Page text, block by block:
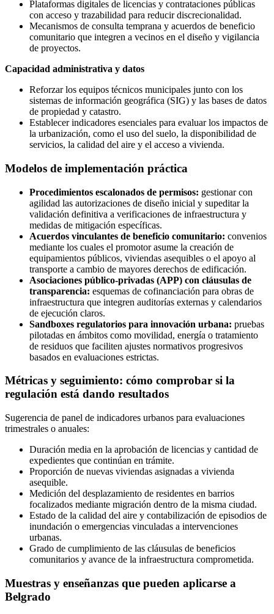
Plataformas digitales de licencias y contrataciones públicas
con acceso y trazabilidad para reducir discrecionalidad.
Mecanismos de consulta temprana y acuerdos de beneficio
comunitario que integren a vecinos en el diseño y vigilancia
de proyectos.
Capacidad administrativa y datos
Reforzar los equipos técnicos municipales junto con los
sistemas de información geográfica (SIG) y las bases de datos
de propiedad y catastro.
Establecer indicadores esenciales para evaluar los impactos de
la urbanización, como el uso del suelo, la disponibilidad de
servicios, la calidad del aire y el acceso a vivienda.
Modelos de implementación práctica
Procedimientos escalonados de permisos: gestionar con
agilidad las autorizaciones de diseño inicial y supeditar la
validación definitiva a verificaciones de infraestructura y
medidas de mitigación específicas.
Acuerdos vinculantes de beneficio comunitario: convenios
mediante los cuales el promotor asume la creación de
equipamientos públicos, viviendas asequibles o el apoyo al
transporte a cambio de mayores derechos de edificación.
Asociaciones público-privadas (APP) con cláusulas de
transparencia: esquemas de cofinanciación para obras de
infraestructura que integren auditorías externas y calendarios
de ejecución claros.
Sandboxes regulatorios para innovación urbana: pruebas
pilotadas en ámbitos como movilidad, energía o tratamiento
de residuos que faciliten ajustes normativos progresivos
basados en evaluaciones estrictas.
Métricas y seguimiento: cómo comprobar si la
regulación está dando resultados
Sugerencia de panel de indicadores urbanos para evaluaciones
trimestrales o anuales:
Duración media en la aprobación de licencias y cantidad de
expedientes que continúan en trámite.
Proporción de nuevas viviendas asignadas a vivienda
asequible.
Medición del desplazamiento de residentes en barrios
focalizados mediante migración dentro de la misma ciudad.
Estado de la calidad del aire y contabilización de episodios de
inundación o emergencias vinculadas a intervenciones
urbanas.
Grado de cumplimiento de las cláusulas de beneficios
comunitarios y avance de la infraestructura comprometida.
Muestras y enseñanzas que pueden aplicarse a
Belgrado